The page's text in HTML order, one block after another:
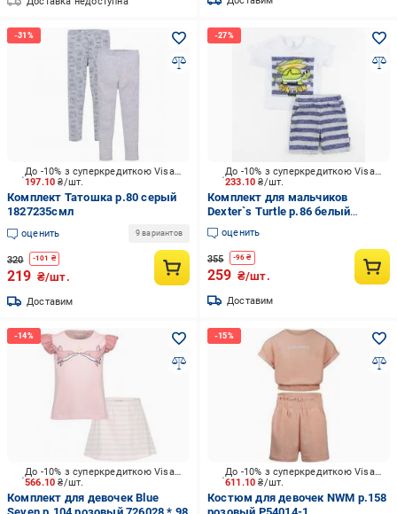
197.10₴/шт.
До -10% з суперкредиткою Visa Вигода
Комплект Татошка р.80 серый
1827235смл
оценить 9 вариантов
320 -101 ₴
219 ₴/шт.
Доставим
233.10₴/шт.
До -10% з суперкредиткою Visa Вигода
Комплект для мальчиков
Dexter`s Turtle р.86 белый
d152чх-нв
оценить
355 -96 ₴
259 ₴/шт.
Доставим
566.10₴/шт.
До -10% з суперкредиткою Visa Вигода
Комплект для девочек Blue
611.10₴/шт.
До -10% з суперкредиткою Visa Вигода
Костюм для девочек NWM р.158